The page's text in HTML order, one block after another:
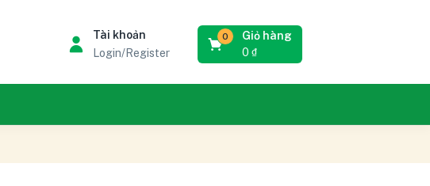
Tài khoản
Login/Register
Giỏ hàng
0
0₫